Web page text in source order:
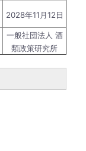
2028年11月12日
一般社団法人 酒
類政策研究所